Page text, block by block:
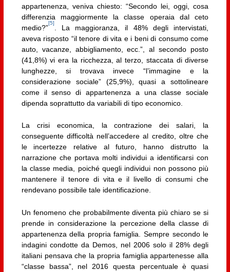
appartenenza, veniva chiesto: “Secondo lei, oggi, cosa
differenzia maggiormente la classe operaia dal ceto
medio?”
[5]
. La maggioranza, il 48% degli intervistati,
aveva risposto “il tenore di vita e i beni di consumo come
auto, vacanze, abbigliamento, ecc.”, al secondo posto
(41,8%) vi era la ricchezza, al terzo, staccata di diverse
lunghezze, si trovava invece “l’immagine e la
considerazione sociale” (25,9%), quasi a sottolineare
come il senso di appartenenza a una classe sociale
dipenda soprattutto da variabili di tipo economico.
La crisi economica, la contrazione dei salari, la
conseguente difficoltà nell’accedere al credito, oltre che
le incertezze relative al futuro, hanno distrutto la
narrazione che portava molti individui a identificarsi con
la classe media, poiché quegli individui non possono più
mantenere il tenore di vita e il livello di consumi che
rendevano possibile tale identificazione.
Un fenomeno che probabilmente diventa più chiaro se si
prende in considerazione la percezione della classe di
appartenenza della propria famiglia. Sempre secondo le
indagini condotte da Demos, nel 2006 solo il 28% degli
italiani pensava che la propria famiglia appartenesse alla
“classe bassa”, nel 2016 questa percentuale è quasi